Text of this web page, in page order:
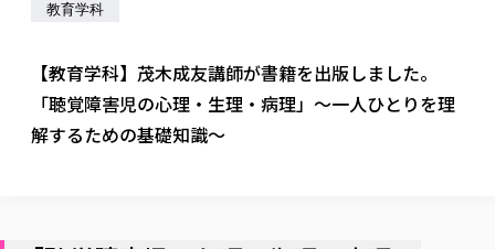
各種方針
学生・教職員・卒業生数
校歌の歴史
校章・マーク・カラー
カリキュラム編成ガイドライン
本学のシラバスについて
一般事業主行動計画
大学広報誌「TFU Newsletter 東北福祉大学通信」
情報公開
寄附行為
ガバナンス・コード
福祉行政学科
共生まちづくり学部
教育学部
教育学科
健康科学部
健康科学部
産業福祉マネジメント学科
進学相談会
就職状況
取得可能な資格・免許
課外活動 TOP
体育会・運動サークル紹介
大学指定団体紹介
国際交流
社会連携・研究
教育学科
【教育学科】茂木成友講師が書籍を出版しました。
「聴覚障害児の心理・生理・病理」～一人ひとりを理
解するための基礎知識～